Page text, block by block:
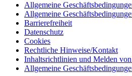
Allgemeine
Allgemeine
Barrierefreiheit
Datenschutz
Cookies
Rechtliche Hinweise/Kontakt
Inhaltsrichtlinien und Melden
Allgemeine